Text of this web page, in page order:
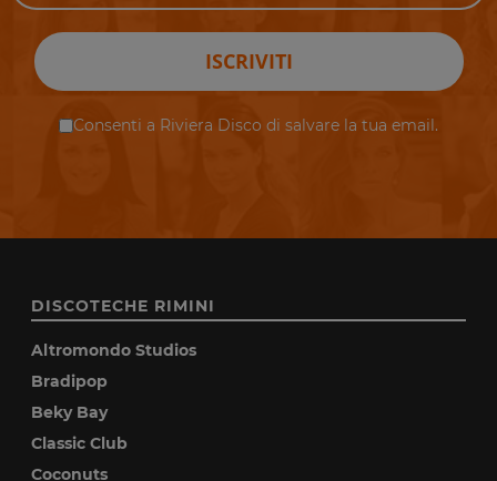
ISCRIVITI
Consenti a Riviera Disco di salvare la tua email.
DISCOTECHE RIMINI
Altromondo Studios
Bradipop
Beky Bay
Classic Club
Coconuts